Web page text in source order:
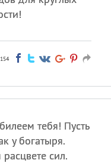
154
тебя! Пусть
у богатыря.
сил.